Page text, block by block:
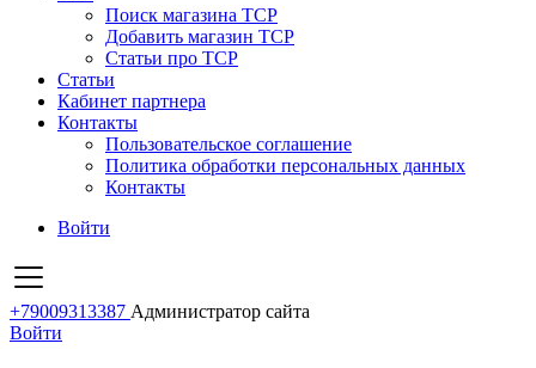
Поиск магазина ТСР
Добавить магазин ТСР
Статьи про ТСР
Статьи
Кабинет партнера
Контакты
Пользовательское соглашение
Политика обработки персональных данных
Контакты
Войти
+79009313387 Администратор сайта
Войти